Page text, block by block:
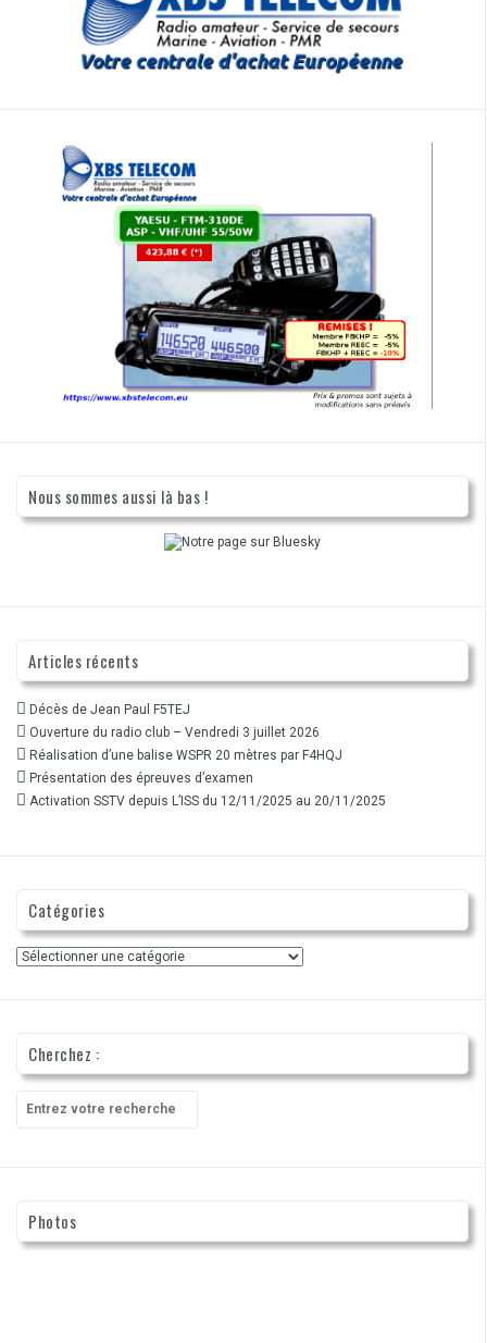
Nous sommes aussi là bas !
Articles récents
Décès de Jean Paul F5TEJ
Ouverture du radio club – Vendredi 3 juillet 2026
Réalisation d’une balise WSPR 20 mètres par F4HQJ
Présentation des épreuves d’examen
Activation SSTV depuis L’ISS du 12/11/2025 au 20/11/2025
Catégories
Catégories
Cherchez :
pour
Photos